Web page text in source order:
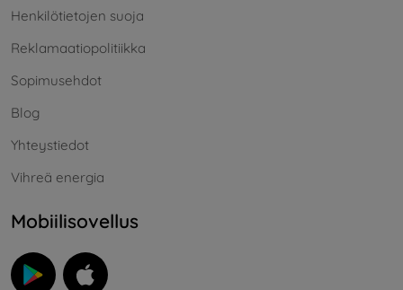
Henkilötietojen suoja
Reklamaatiopolitiikka
Sopimusehdot
Blog
Yhteystiedot
Vihreä energia
Mobiilisovellus